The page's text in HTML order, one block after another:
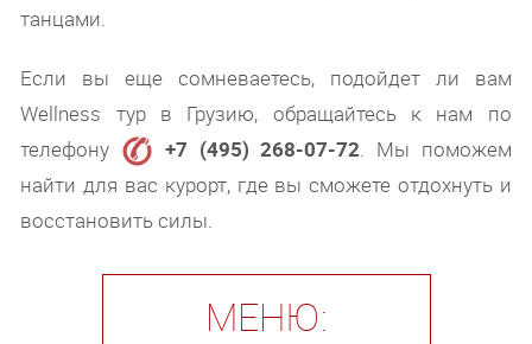
танцами.
Если вы еще сомневаетесь, подойдет ли вам
Wellness тур в Грузию, обращайтесь к нам по
телефону
+7 (495) 268-07-72. Мы поможем
найти для вас курорт, где вы сможете отдохнуть и
восстановить силы.
МЕНЮ: